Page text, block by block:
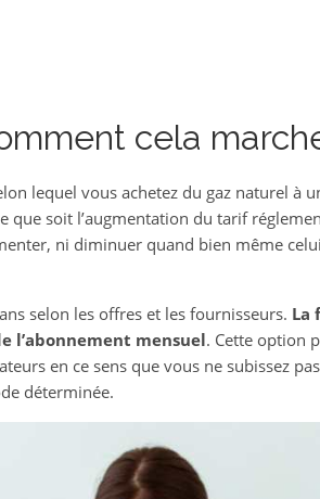
cela
lequel vous achetez du gaz naturel à
soit l’augmentation du tarif
ni diminuer quand bien même celui
selon les offres et les fournisseurs. La
l’abonnement mensuel. Cette option
en ce sens que vous ne subissez
déterminée.